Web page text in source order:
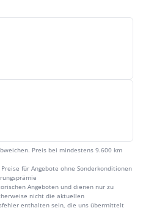
Preis bei mindestens 9.600 km
für Angebote ohne Sonderkonditionen
Angeboten und dienen nur zu
nicht die aktuellen
enthalten sein, die uns übermittelt